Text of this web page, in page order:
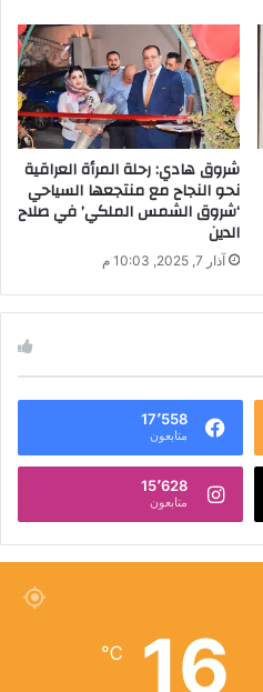
شروق هادي: رحلة المرأة العراقية
نحو النجاح مع منتجعها السياحي
‘شروق الشمس الملكي’ في صلاح
الدين
آذار 7, 2025, 10:03 م
17٬558
متابعون
15٬628
متابعون
16
℃